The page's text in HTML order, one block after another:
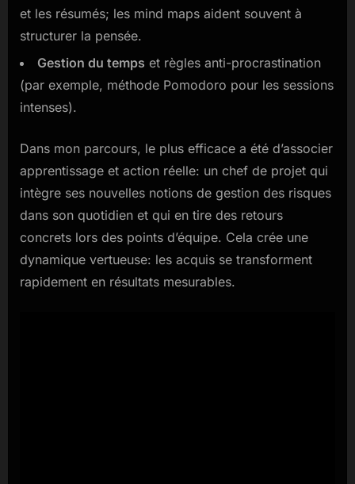
et les résumés; les mind maps aident souvent à
structurer la pensée.
Gestion du temps et règles anti-procrastination
(par exemple, méthode Pomodoro pour les sessions
intenses).
Dans mon parcours, le plus efficace a été d’associer
apprentissage et action réelle: un chef de projet qui
intègre ses nouvelles notions de gestion des risques
dans son quotidien et qui en tire des retours
concrets lors des points d’équipe. Cela crée une
dynamique vertueuse: les acquis se transforment
rapidement en résultats mesurables.